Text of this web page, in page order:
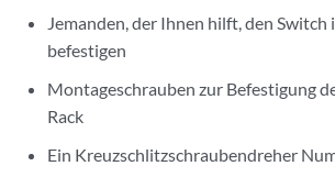
Jemanden, der Ihnen hilft, den Switch
befestigen
Montageschrauben zur Befestigung
Rack
Ein Kreuzschlitzschraubendreher